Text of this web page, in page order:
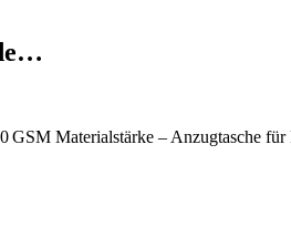
Materialstärke – Anzugtasche